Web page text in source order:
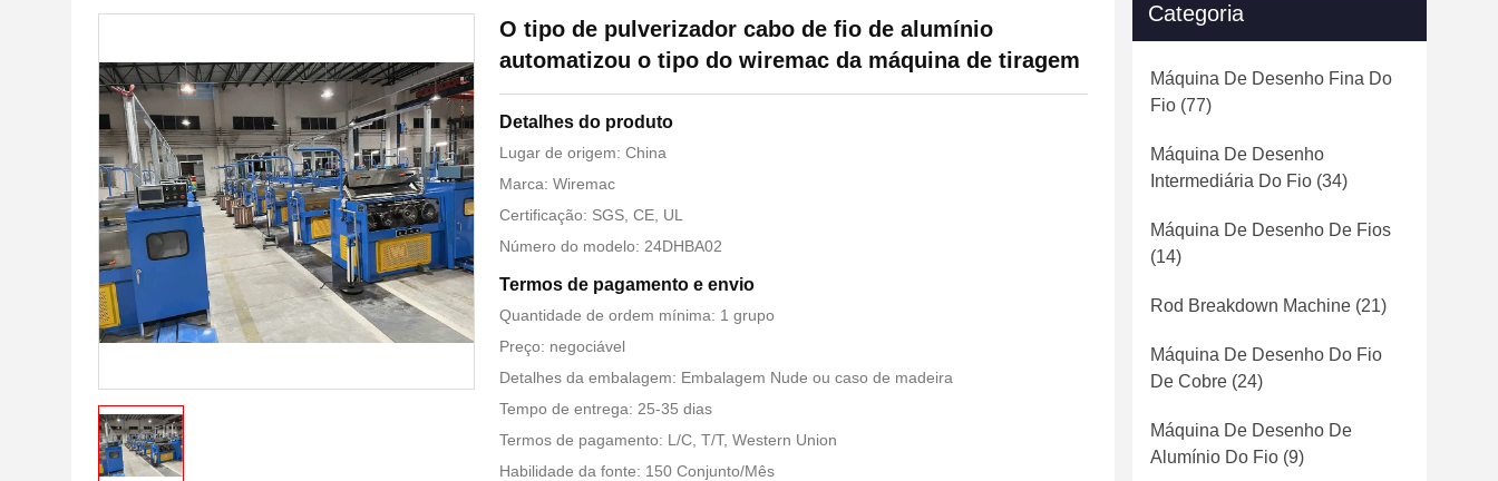
O tipo de pulverizador cabo de fio de alumínio
automatizou o tipo do wiremac da máquina de tiragem
Detalhes do produto
Lugar de origem: China
Marca: Wiremac
Certificação: SGS, CE, UL
Número do modelo: 24DHBA02
Termos de pagamento e envio
Quantidade de ordem mínima: 1 grupo
Preço: negociável
Detalhes da embalagem: Embalagem Nude ou caso de madeira
Tempo de entrega: 25-35 dias
Termos de pagamento: L/C, T/T, Western Union
Habilidade da fonte: 150 Conjunto/Mês
Categoria
Máquina De Desenho Fina Do
Fio (77)
Máquina De Desenho
Intermediária Do Fio (34)
Máquina De Desenho De Fios
(14)
Rod Breakdown Machine (21)
Máquina De Desenho Do Fio
De Cobre (24)
Máquina De Desenho De
Alumínio Do Fio (9)